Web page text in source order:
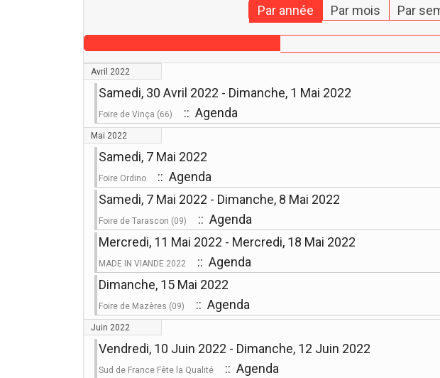
Par année Par mois Par
Avril 2022
Samedi, 30 Avril 2022 - Dimanche, 1 Mai 2022
Foire de Vinça (66) :: Agenda
Mai 2022
Samedi, 7 Mai 2022
Foire Ordino
:: Agenda
Samedi, 7 Mai 2022 - Dimanche, 8 Mai 2022
Foire de Tarascon (09)
:: Agenda
Mercredi, 11 Mai 2022 - Mercredi, 18 Mai 2022
MADE IN VIANDE 2022
:: Agenda
Dimanche, 15 Mai 2022
Foire de Mazères (09) :: Agenda
Juin 2022
Vendredi, 10 Juin 2022 - Dimanche, 12 Juin 2022
Sud de France Fête la Qualité
:: Agenda